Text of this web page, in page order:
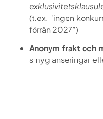
(t.ex. ”ingen
förrän 2027”)
Anonym frakt och
smyglanseringar